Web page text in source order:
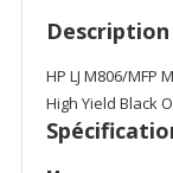
LaserJet
TonerHP
M806/MFP
Description
HP LJ M806/MFP
High Yield Black